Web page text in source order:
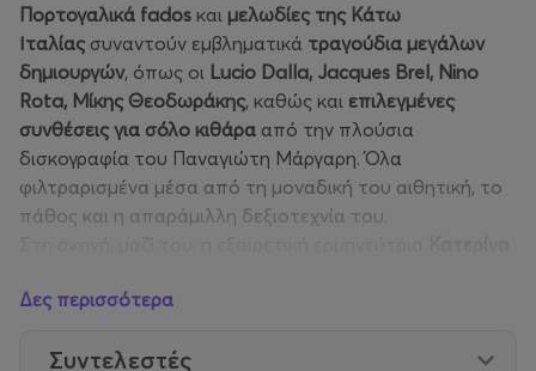
Πορτογαλικά fados και μελωδίες της Κάτω
Ιταλίας συναντούν εμβληματικά τραγούδια μεγάλων
δημιουργών, όπως οι Lucio Dalla, Jacques Brel, Nino
Rota, Μίκης Θεοδωράκης, καθώς και επιλεγμένες
συνθέσεις για σόλο κιθάρα από την πλούσια
δισκογραφία του Παναγιώτη Μάργαρη. Όλα
φιλτραρισμένα μέσα από τη μοναδική του αιθητική, το
πάθος και η απαράμιλλη δεξιοτεχνία του.
μεσογειακό αυτό μουσικό ψηφιδωτό.
καθηλωτική, βαθιά συναισθηματική και λυτρωτική, που
Δες περισσότερα
Συντελεστές